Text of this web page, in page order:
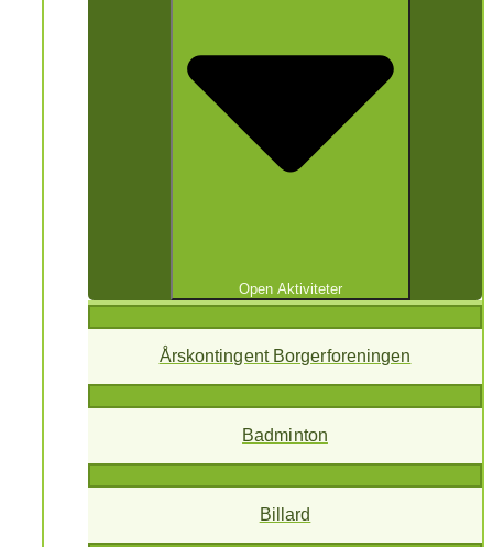
Open Aktiviteter
Årskontingent Borgerforeningen
Badminton
Billard